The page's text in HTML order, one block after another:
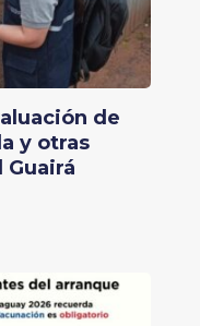
de
y otras
Guairá